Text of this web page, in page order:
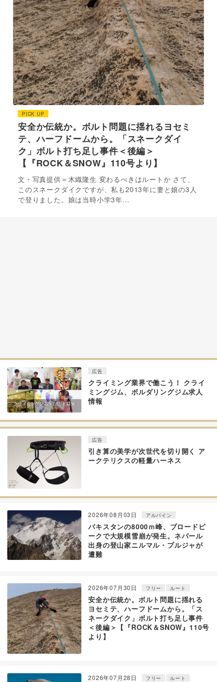
PICK UP
安全か伝統か。ボルト問題に揺れるヨセミ
テ、ハーフドームから。「スネークダイ
ク」ボルト打ち足し事件＜後編＞
【『ROCK＆SNOW』110号より】
文・写真提供＝木織隆生 変わるべきはルートか さて、
このスネークダイクですが、私も2013年に妻と娘の3人
で登りました。娘は当時小学3年…
広告
クライミング業界で働こう！ クライ
ミングジム、ボルダリングジム求人
情報
広告
引き算の美学が次世代を切り開く ア
ークテリクスの軽量ハーネス
2026年08月03日 アルパイン
パキスタンの8000ｍ峰、ブロードピ
ークで大規模雪崩が発生。ネパール
出身の登山家ニルマル・プルジャが
遭難
2026年07月30日 フリー ルート
安全か伝統か。ボルト問題に揺れる
ヨセミテ、ハーフドームから。「ス
ネークダイク」ボルト打ち足し事件
＜後編＞【『ROCK＆SNOW』110号
より】
2026年07月28日 フリー ルート